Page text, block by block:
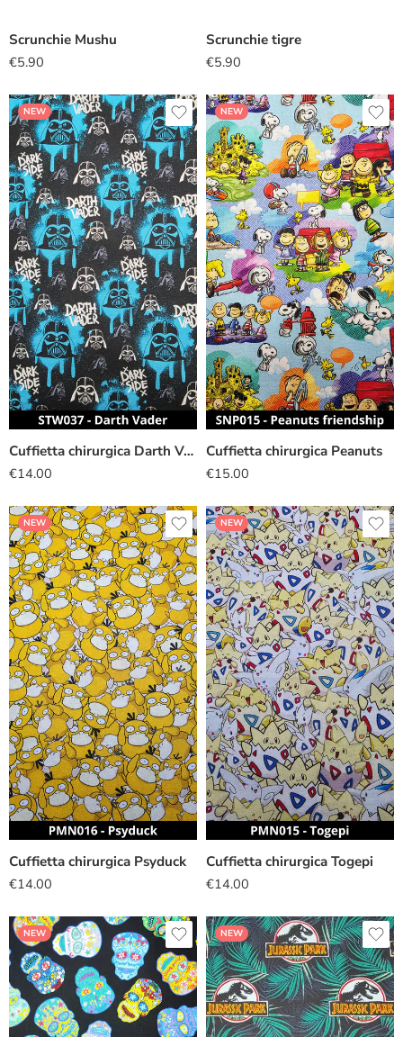
Scrunchie Mushu
€5.90
Scrunchie tigre
€5.90
NEW
Cuffietta chirurgica Darth Vader nero
€14.00
NEW
Cuffietta chirurgica Peanuts
€15.00
NEW
Cuffietta chirurgica Psyduck
€14.00
NEW
Cuffietta chirurgica Togepi
€14.00
NEW NEW